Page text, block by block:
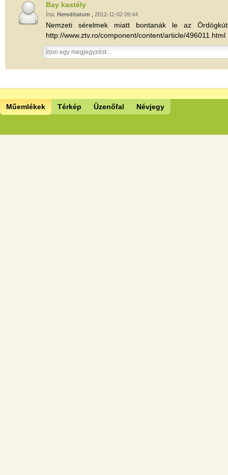
Bay kastély
Írta: Hereditatum 2012-11-02 09:44
Nemzeti sérelmek miatt bontanák le az
http://www.ztv.ro/component/content/article/496011.html
Műemlékek Térkép Üzenőfal Névjegy